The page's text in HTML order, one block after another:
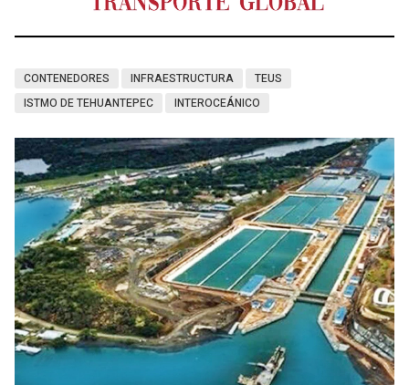
CONTENEDORES INFRAESTRUCTURA
TEUS
ISTMO DE TEHUANTEPEC
INTEROCEÁNICO